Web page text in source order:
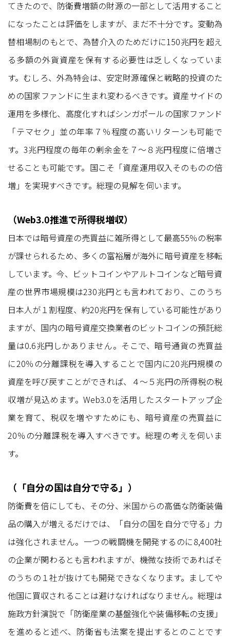
てきたので、防衛費増額の財源の一部として活用すること
になったことは評価をしますが、まだ不十分です。変動為
替相場制のもとで、為替介入のためだけに150兆円を超え
る多額の外貨資産を保有する必要性は乏しくなっていま
す。むしろ、外為特会は、安定財源確保と戦略的投資のた
めの国家ファンドに生まれ変わるべきです。資産サイドの
運用を多様化、高度化すればシンガポールの国家ファンド
「テマセク」並の年率７％程度の高いリターンも可能で
す。3兆円程度の毎年の剰余金を７〜８兆円程度に倍増さ
せることも可能です。国こそ「資産運用収入そのものの倍
増」を実現すべきです。総理の見解を伺います。
（Web3.0推進で所得税増収）
日本では暗号資産の売買益に雑所得として最高55％の税率
が課せられるため、多くの富裕層が海外に暗号資産を移転
しています。今、ビットコインやアルトコインなど暗号資
産の世界市場規模は230兆円とも言われており、このうち
日本人が１割程度、約20兆円を保有している可能性があり
ますが、国内の暗号資産交換業者のビットコインの預託総
量は0.6兆円しかありません。そこで、暗号通貨の売買益
に20％の分離課税を導入することで国内に20兆円規模の
資産を呼び戻すことができれば、４〜５兆円の所得税の税
収増が見込めます。Web3.0を活用したスタートアップ企
業を育て、税収を増やすためにも、暗号資産の売買益に
20％の分離課税を導入すべきです。総理の考えを伺いま
す。
（「自分の国は自分で守る」）
防衛費を倍にしても、その分、米国からの高価な防衛装備
品の購入が増えるだけでは、「自分の国を自分で守る」力
は強化されません。一つの戦闘機を開発するのに8,400社
の企業が関わるとも言われますが、機微な技術であればそ
のうちの１社が抜けても開発できなくなります。ましてや
他国に買収されることは避けなければなりません。総理は
施政方針演説で「防衛産業の基盤強化や装備移転の支援」
を進めると述べ、防衛省も法案を提出するとのことです